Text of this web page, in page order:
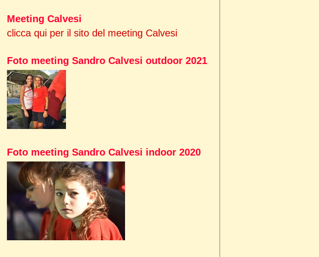
Hélène
Meeting Calvesi
clicca qui per il sito del meeting Calvesi
Foto meeting Sandro Calvesi outdoor 2021
Foto meeting Sandro Calvesi indoor 2020